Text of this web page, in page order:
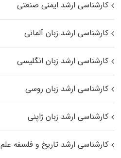
کارشناسی ارشد ایمنی صنعتی
کارشناسی ارشد زبان آلمانی
کارشناسی ارشد زبان انگلیسی
کارشناسی ارشد زبان روسی
کارشناسی ارشد زبان ژاپنی
کارشناسی ارشد تاریخ و فلسفه علم